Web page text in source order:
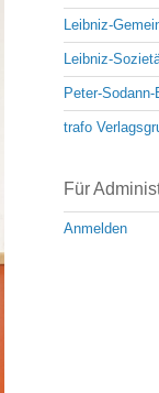
Leibniz-
Leibniz-
Peter-
trafo
Für
Anmelden